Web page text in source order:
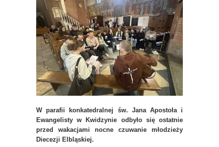
W parafii konkatedralnej św. Jana Apostoła i
Ewangelisty w Kwidzynie odbyło się ostatnie
przed wakacjami nocne czuwanie młodzieży
Diecezji Elbląskiej.